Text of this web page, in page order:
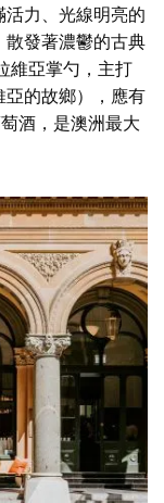
力、光線明亮的
發著濃鬱的古典
維亞掌勺，主打
的故鄉），應有
酒，是澳洲最大